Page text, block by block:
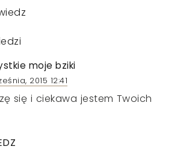
moje bziki
2015 12:41
się i ciekawa jestem Twoich